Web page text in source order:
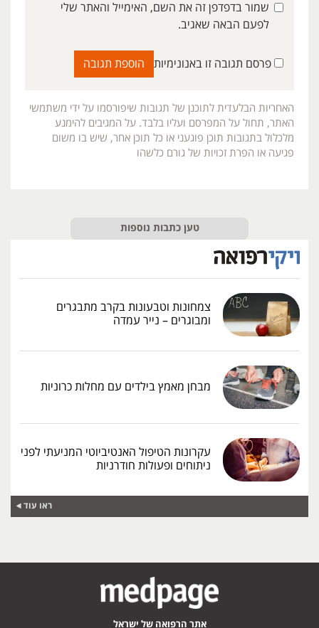
שמור בדפדפן זה את השם, האימייל והאתר שלי
לפעם הבאה שאגיב.
פרסם תגובה זו באנונימיות
האחריות הבלעדית לתוכנן של תגובות שיפורסמו על ידי משתמשי
האתר, תחול על המפרסם ועליו בלבד. על המגיבים להימנע
מלכלול בתגובות תוכן פוגעני או כל תוכן אחר, שיש בו משום
פגיעה או הפרת זכויות של גורם כלשהו
טען כתבות נוספות
צמחונות וטבעונות בקרב מתבגרים
ומבוגרים – נייר עמדה
מבחן מאמץ בילדים עם מחלות כרוניות
עקרונות הטיפול האנטיביוטי המניעתי לפני
ניתוחים ופעולות חודרניות
ראו עוד
אתר הרפואה של ישראל